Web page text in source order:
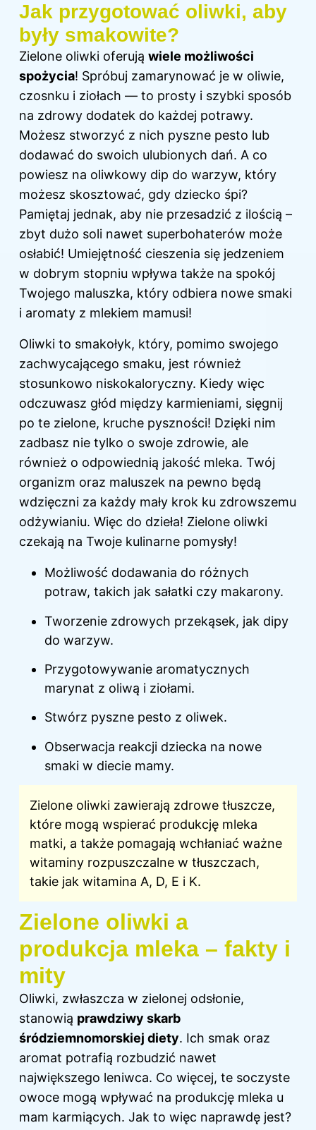
Jak przygotować oliwki, aby
były smakowite?
Zielone oliwki oferują wiele możliwości
spożycia! Spróbuj zamarynować je w oliwie,
czosnku i ziołach — to prosty i szybki sposób
na zdrowy dodatek do każdej potrawy.
Możesz stworzyć z nich pyszne pesto lub
dodawać do swoich ulubionych dań. A co
powiesz na oliwkowy dip do warzyw, który
możesz skosztować, gdy dziecko śpi?
Pamiętaj jednak, aby nie przesadzić z ilością –
zbyt dużo soli nawet superbohaterów może
osłabić! Umiejętność cieszenia się jedzeniem
w dobrym stopniu wpływa także na spokój
Twojego maluszka, który odbiera nowe smaki
i aromaty z mlekiem mamusi!
Oliwki to smakołyk, który, pomimo swojego
zachwycającego smaku, jest również
stosunkowo niskokaloryczny. Kiedy więc
odczuwasz głód między karmieniami, sięgnij
po te zielone, kruche pyszności! Dzięki nim
zadbasz nie tylko o swoje zdrowie, ale
również o odpowiednią jakość mleka. Twój
organizm oraz maluszek na pewno będą
wdzięczni za każdy mały krok ku zdrowszemu
odżywianiu. Więc do dzieła! Zielone oliwki
czekają na Twoje kulinarne pomysły!
Możliwość dodawania do różnych
potraw, takich jak sałatki czy makarony.
Tworzenie zdrowych przekąsek, jak dipy
do warzyw.
Przygotowywanie aromatycznych
marynat z oliwą i ziołami.
Stwórz pyszne pesto z oliwek.
Obserwacja reakcji dziecka na nowe
smaki w diecie mamy.
Zielone oliwki zawierają zdrowe tłuszcze,
które mogą wspierać produkcję mleka
matki, a także pomagają wchłaniać ważne
witaminy rozpuszczalne w tłuszczach,
takie jak witamina A, D, E i K.
Zielone oliwki a
produkcja mleka – fakty i
mity
Oliwki, zwłaszcza w zielonej odsłonie,
stanowią prawdziwy skarb
śródziemnomorskiej diety. Ich smak oraz
aromat potrafią rozbudzić nawet
największego leniwca. Co więcej, te soczyste
owoce mogą wpływać na produkcję mleka u
mam karmiących. Jak to więc naprawdę jest?